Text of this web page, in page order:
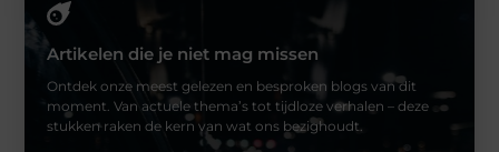
Artikelen die je niet mag missen
Ontdek onze meest gelezen en besproken blogs van dit
moment. Van actuele thema’s tot tijdloze verhalen – deze
stukken raken de kern van wat ons bezighoudt.